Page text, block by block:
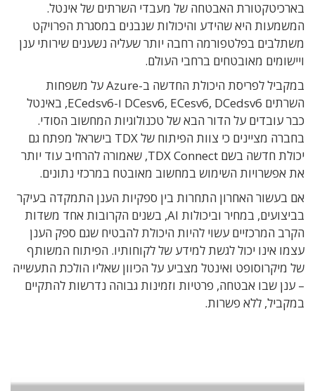
בארכיטקטורת האבטחה של מעבדי השרתים של אינטל.
המשמעות היא שהידע והיכולות שנבנים במסגרת הפרויקט
משתלבים בפלטפורמה רחבה יותר שעליה נשענים שירותי ענן
ויישומים מאובטחים ברחבי העולם.
במקביל לפריסת היכולת החדשה ב-Azure על משפחות
השרתים DCesv6, ECesv6, DCedsv6 ו-ECedsv6, באינטל
כבר עובדים על הדור הבא של טכנולוגיות המחשוב הסודי.
בחברה מציינים כי צוות הפיתוח של TDX בישראל מפתח גם
יכולת חדשה בשם TDX Connect, שאמורה להרחיב עוד יותר
את אפשרויות השימוש במחשוב מאובטח במרכזי נתונים.
אם בעשור האחרון התחרות בין ספקיות הענן התמקדה בעיקר
בביצועים, במחיר וביכולות AI, בשנים הקרובות אחד משדות
הקרב המרכזיים עשוי להיות היכולת להבטיח שגם ספק הענן
עצמו אינו יכול לגשת למידע של לקוחותיו. הפיתוח המשותף
של מיקרוסופט ואינטל מצביע על הכיוון שאליו הולכת התעשייה
– ענן שבו אבטחה, פרטיות וזמינות גבוהה נדרשות להתקיים
במקביל, ללא פשרות.